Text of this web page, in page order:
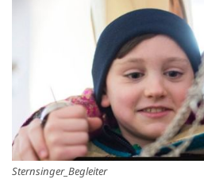
Sternsinger_Begleiter